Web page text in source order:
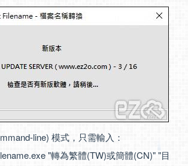
line) 模式，只需輸入：
"轉為繁體(TW)或簡體(CN)" "目